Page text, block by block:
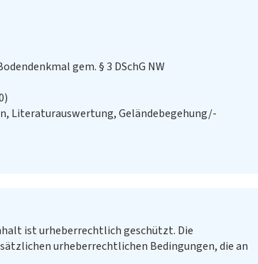
gem. § 3 DSchG NW
Literaturauswertung, Geländebegehung/-
ist urheberrechtlich geschützt. Die
urheberrechtlichen Bedingungen, die an